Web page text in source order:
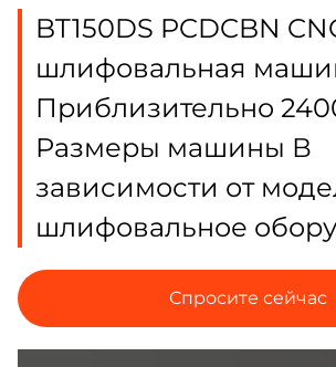
BT150DS PCDCBN
шлифовальная
Приблизительно
Размеры машины В
зависимости от
шлифовальное
Спросите сейчас